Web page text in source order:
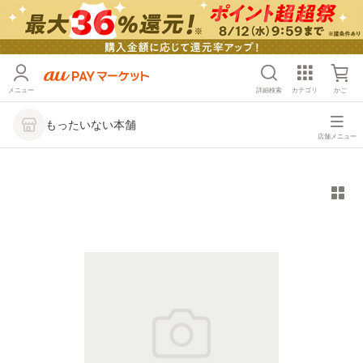
メニュー 詳細検索 カテゴリ かご
もったいない本舗
店舗メニュー